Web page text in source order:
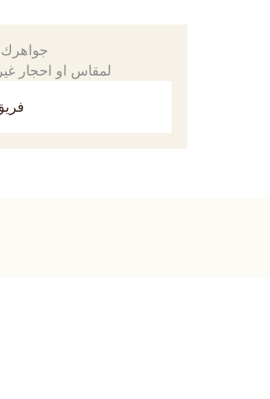
جواهرك
لمقاس او احجار